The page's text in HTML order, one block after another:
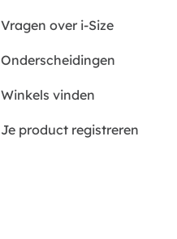
Vragen over i-Size
Onderscheidingen
Winkels vinden
Je product registreren